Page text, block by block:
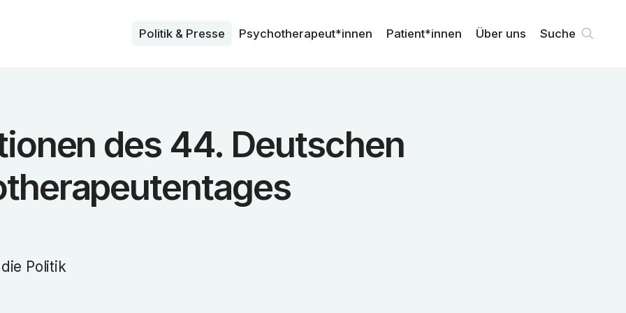
Politik & Presse
Psycho­therapeut*innen Patient*innen Über uns Suche
des 44. Deutschen
Politik